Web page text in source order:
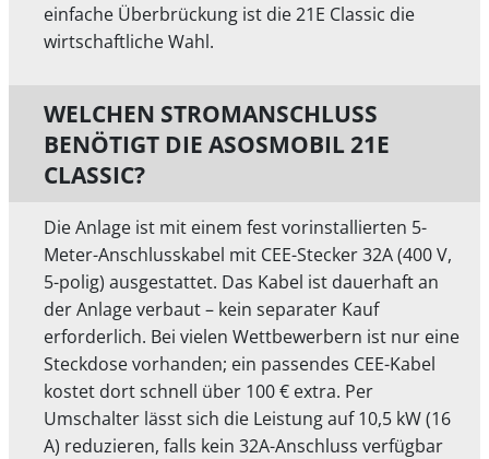
einfache Überbrückung ist die 21E Classic die
wirtschaftliche Wahl.
WELCHEN STROMANSCHLUSS
BENÖTIGT DIE ASOSMOBIL 21E
CLASSIC?
Die Anlage ist mit einem fest vorinstallierten 5-
Meter-Anschlusskabel mit CEE-Stecker 32A (400 V,
5-polig) ausgestattet. Das Kabel ist dauerhaft an
der Anlage verbaut – kein separater Kauf
erforderlich. Bei vielen Wettbewerbern ist nur eine
Steckdose vorhanden; ein passendes CEE-Kabel
kostet dort schnell über 100 € extra. Per
Umschalter lässt sich die Leistung auf 10,5 kW (16
A) reduzieren, falls kein 32A-Anschluss verfügbar